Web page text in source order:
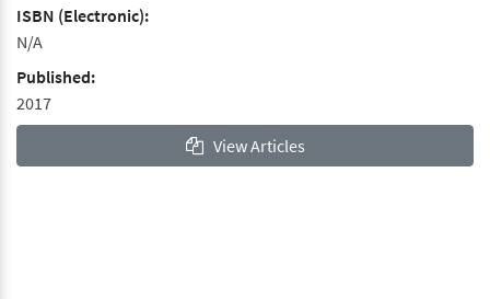
ISBN (Electronic):
N/A
Published:
2017
View Articles